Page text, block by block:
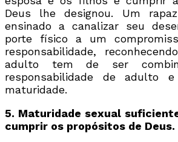
Deus lhe designou. Um
ensinado a canalizar seu
porte físico a um
responsabilidade,
adulto tem de ser
responsabilidade de adulto
maturidade.
5. Maturidade sexual
cumprir os propósitos de Deus.